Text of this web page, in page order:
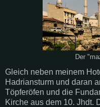
Der
Gleich neben meinem
Hadriansturm und daran
Töpferöfen und die
Kirche aus dem 10. Jhdt.